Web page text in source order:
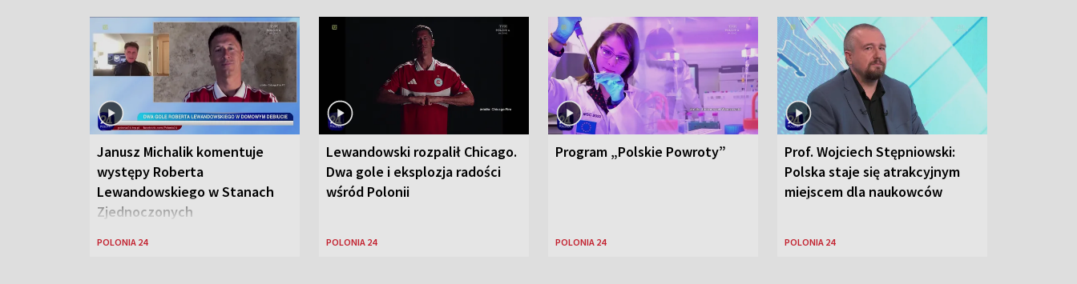
Janusz Michalik komentuje
występy Roberta
Lewandowskiego w Stanach
Zjednoczonych
POLONIA 24
Lewandowski rozpalił Chicago.
Dwa gole i eksplozja radości
wśród Polonii
POLONIA 24
Program „Polskie Powroty”
POLONIA 24
Prof. Wojciech Stępniowski:
Polska staje się atrakcyjnym
miejscem dla naukowców
POLONIA 24